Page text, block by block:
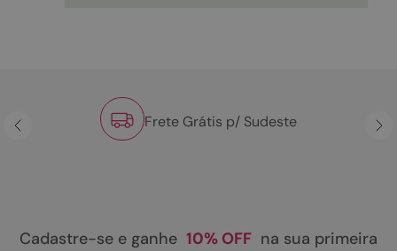
Frete Grátis p/ Sudeste
Cadastre-se e ganhe 10% OFF na sua primeira